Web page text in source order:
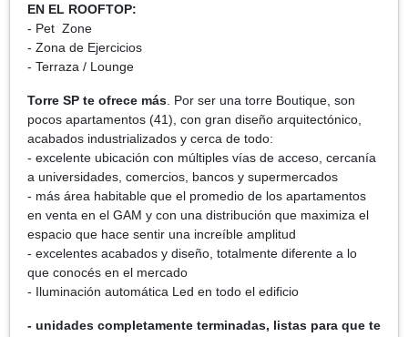
EN EL ROOFTOP:
- Pet Zone
- Zona de Ejercicios
- Terraza / Lounge
Torre SP te ofrece más . Por ser una torre Boutique, son
pocos apartamentos (41), con gran diseño arquitectónico,
acabados industrializados y cerca de todo:
- excelente ubicación con múltiples vías de acceso, cercanía
a universidades, comercios, bancos y supermercados
- más área habitable que el promedio de los apartamentos
en venta en el GAM y con una distribución que maximiza el
espacio que hace sentir una increíble amplitud
- excelentes acabados y diseño, totalmente diferente a lo
que conocés en el mercado
- Iluminación automática Led en todo el edificio
- unidades completamente terminadas, listas para que te